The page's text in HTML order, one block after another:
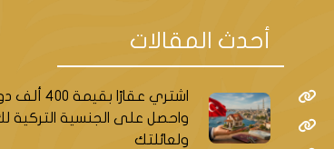
أحدث المقالات
اشتري عقارًا بقيمة
واحصل على الجنسية التركية
ولعائلتك